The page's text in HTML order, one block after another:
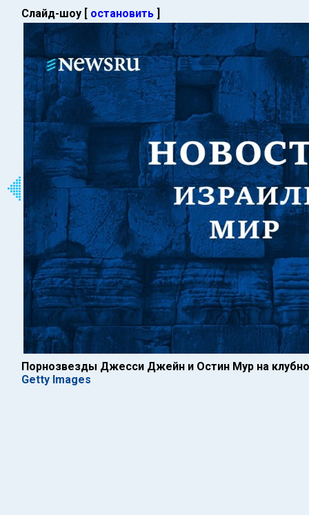
Слайд-шоу [ остановить ]
Порнозвезды Джесси Джейн и Остин Мур на
Getty Images